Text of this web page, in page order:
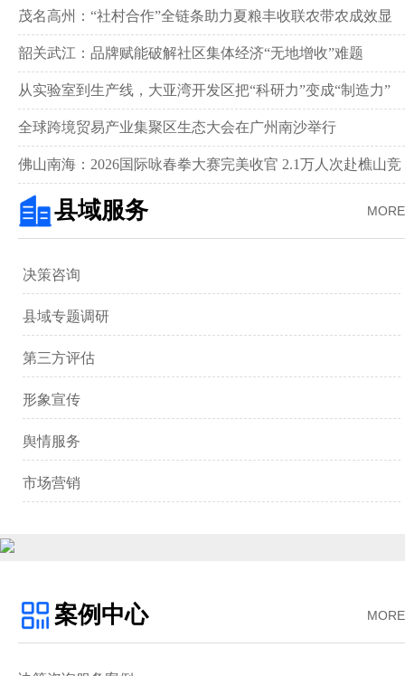
茂名高州：“社村合作”全链条助力夏粮丰收联农带农成效显
著‌
韶关武江：品牌赋能破解社区集体经济“无地增收”难题‌
从实验室到生产线，大亚湾开发区把“科研力”变成“制造力”
全球跨境贸易产业集聚区生态大会在广州南沙举行
佛山南海：2026国际咏春拳大赛完美收官 2.1万人次赴樵山竞
武
MORE
县域服务
决策咨询
县域专题调研
第三方评估
形象宣传
舆情服务
市场营销
MORE
案例中心